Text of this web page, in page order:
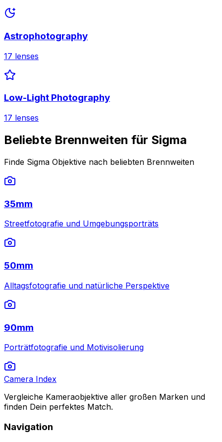
Astrophotography
17 lenses
Low-Light Photography
17 lenses
Beliebte Brennweiten für Sigma
Finde Sigma Objektive nach beliebten Brennweiten
35mm
Streetfotografie und Umgebungsporträts
50mm
Alltagsfotografie und natürliche Perspektive
90mm
Porträtfotografie und Motivisolierung
Camera Index
Vergleiche Kameraobjektive aller großen Marken und
finden Dein perfektes Match.
Navigation